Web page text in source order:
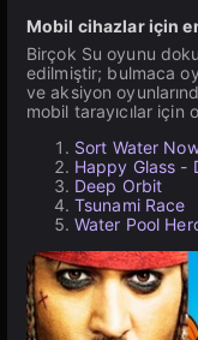
Mobil cihazlar için
Birçok Su oyunu
edilmiştir; bulmaca
ve aksiyon
mobil tarayıcılar
Sort Water
Happy Glass -
Deep Orbit
Tsunami Race
Water Pool